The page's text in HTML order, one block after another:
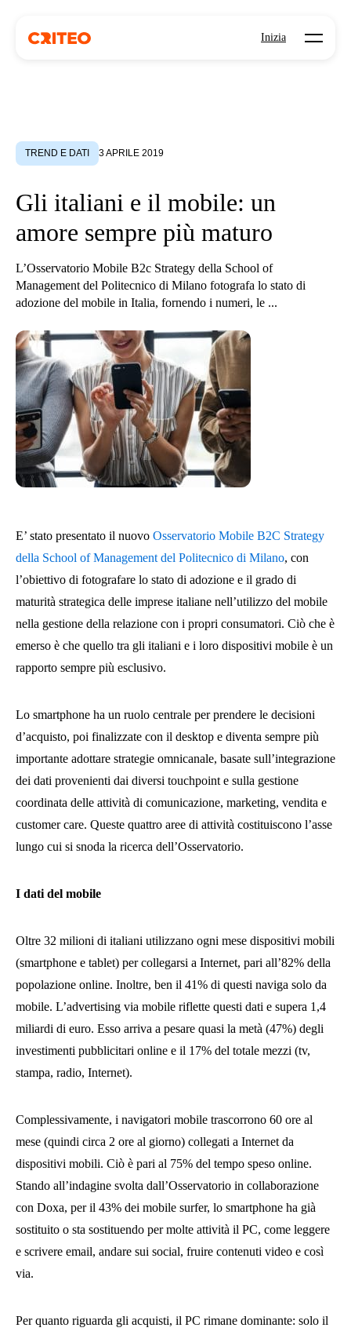
Inizia Open
TREND E DATI 3 APRILE 2019
Gli italiani e il mobile: un
amore sempre più maturo
L’Osservatorio Mobile B2c Strategy della School of
Management del Politecnico di Milano fotografa lo stato di
adozione del mobile in Italia, fornendo i numeri, le ...
E’ stato presentato il nuovo Osservatorio Mobile B2C Strategy
della School of Management del Politecnico di Milano, con
l’obiettivo di fotografare lo stato di adozione e il grado di
maturità strategica delle imprese italiane nell’utilizzo del mobile
nella gestione della relazione con i propri consumatori. Ciò che è
emerso è che quello tra gli italiani e i loro dispositivi mobile è un
rapporto sempre più esclusivo.
Lo smartphone ha un ruolo centrale per prendere le decisioni
d’acquisto, poi finalizzate con il desktop e diventa sempre più
importante adottare strategie omnicanale, basate sull’integrazione
dei dati provenienti dai diversi touchpoint e sulla gestione
coordinata delle attività di comunicazione, marketing, vendita e
customer care. Queste quattro aree di attività costituiscono l’asse
lungo cui si snoda la ricerca dell’Osservatorio.
I dati del mobile
Oltre 32 milioni di italiani utilizzano ogni mese dispositivi mobili
(smartphone e tablet) per collegarsi a Internet, pari all’82% della
popolazione online. Inoltre, ben il 41% di questi naviga solo da
mobile. L’advertising via mobile riflette questi dati e supera 1,4
miliardi di euro. Esso arriva a pesare quasi la metà (47%) degli
investimenti pubblicitari online e il 17% del totale mezzi (tv,
stampa, radio, Internet).
Complessivamente, i navigatori mobile trascorrono 60 ore al
mese (quindi circa 2 ore al giorno) collegati a Internet da
dispositivi mobili. Ciò è pari al 75% del tempo speso online.
Stando all’indagine svolta dall’Osservatorio in collaborazione
con Doxa, per il 43% dei mobile surfer, lo smartphone ha già
sostituito o sta sostituendo per molte attività il PC, come leggere
e scrivere email, andare sui social, fruire contenuti video e così
via.
Per quanto riguarda gli acquisti, il PC rimane dominante: solo il